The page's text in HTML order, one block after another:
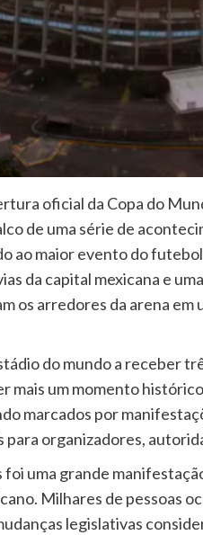
oficial da Copa do
de uma série de
ao maior evento do
da capital mexicana e
os arredores da arena em
do mundo a receber
mais um momento
marcados por
organizadores,
uma grande
Milhares de pessoas
legislativas